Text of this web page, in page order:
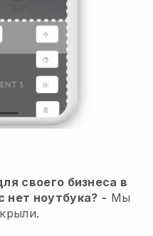
своего бизнеса в
нет ноутбука? - Мы